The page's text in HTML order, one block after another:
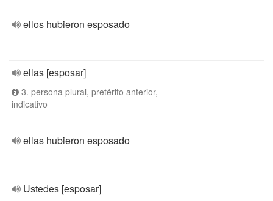
ellos hubieron esposado
ellas [esposar]
3. persona plural, pretérito anterior,
indicativo
ellas hubieron esposado
Ustedes [esposar]